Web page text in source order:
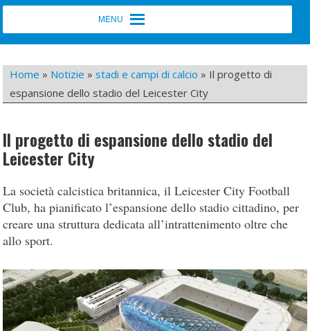
Home » Notizie »stadi e campi di calcio » Il progetto di
espansione dello stadio del Leicester City
Il progetto di espansione dello stadio del
Leicester City
La società calcistica britannica, il Leicester City Football
Club, ha pianificato l’espansione dello stadio cittadino, per
creare una struttura dedicata all’intrattenimento oltre che
allo sport.